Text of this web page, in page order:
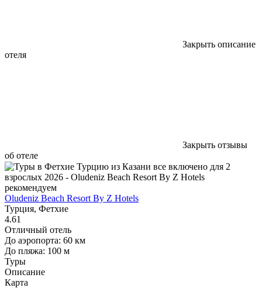
Закрыть описание
отеля
Закрыть отзывы
об отеле
рекомендуем
Oludeniz Beach Resort By Z Hotels
Турция, Фетхие
4.61
Отличный отель
До аэропорта: 60 км
До пляжа: 100 м
Туры
Описание
Карта